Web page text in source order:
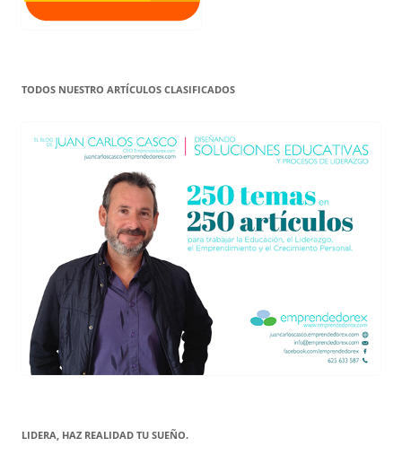
TODOS NUESTRO ARTÍCULOS CLASIFICADOS
LIDERA, HAZ REALIDAD TU SUEÑO.